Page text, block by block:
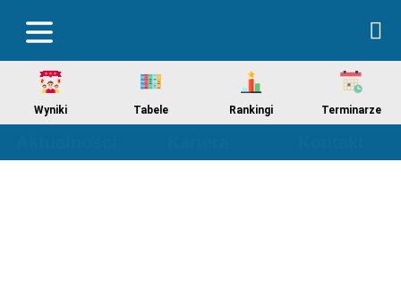
Wyniki Tabele Rankingi Terminarze